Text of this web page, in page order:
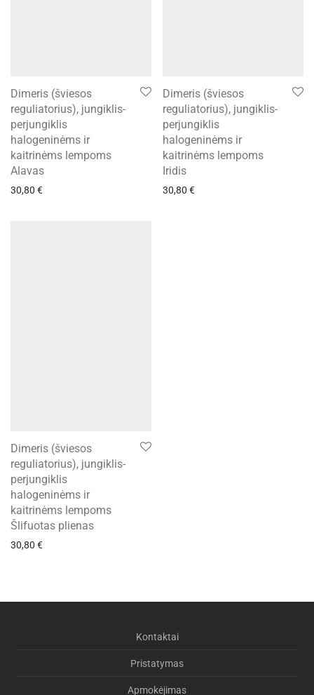
Dimeris (šviesos
reguliatorius), jungiklis-
perjungiklis
halogeninėms ir
kaitrinėms lempoms
Alavas
30,80 €
Dimeris (šviesos
reguliatorius), jungiklis-
perjungiklis
halogeninėms ir
kaitrinėms lempoms
Iridis
30,80 €
Dimeris (šviesos
reguliatorius), jungiklis-
perjungiklis
halogeninėms ir
kaitrinėms lempoms
Šlifuotas plienas
30,80 €
Kontaktai
Pristatymas
Apmokėjimas